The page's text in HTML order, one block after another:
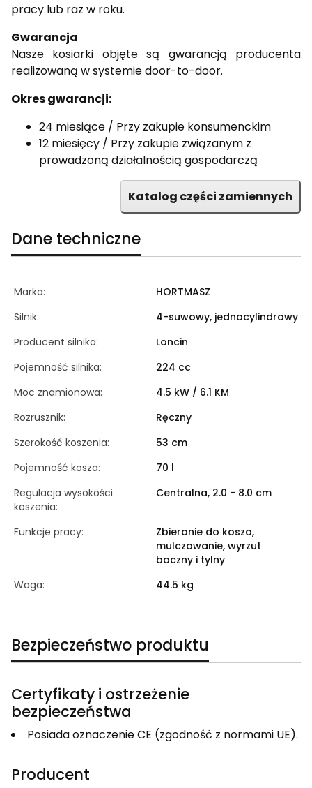
pracy lub raz w roku.
Gwarancja
Nasze kosiarki objęte są gwarancją producenta
realizowaną w systemie door-to-door.
Okres gwarancji:
24 miesiące / Przy zakupie konsumenckim
12 miesięcy / Przy zakupie związanym z
prowadzoną działalnością gospodarczą
Katalog części zamiennych
Dane techniczne
Marka:
HORTMASZ
Silnik:
4-suwowy, jednocylindrowy
Producent silnika:
Loncin
Pojemność silnika:
224 cc
Moc znamionowa:
4.5 kW / 6.1 KM
Rozrusznik:
Ręczny
Szerokość koszenia:
53 cm
Pojemność kosza:
70 l
Regulacja wysokości
koszenia:
Centralna, 2.0 - 8.0 cm
Funkcje pracy:
Zbieranie do kosza,
mulczowanie, wyrzut
boczny i tylny
Waga:
44.5 kg
Bezpieczeństwo produktu
Certyfikaty i ostrzeżenie
bezpieczeństwa
Posiada oznaczenie CE (zgodność z normami UE).
Producent